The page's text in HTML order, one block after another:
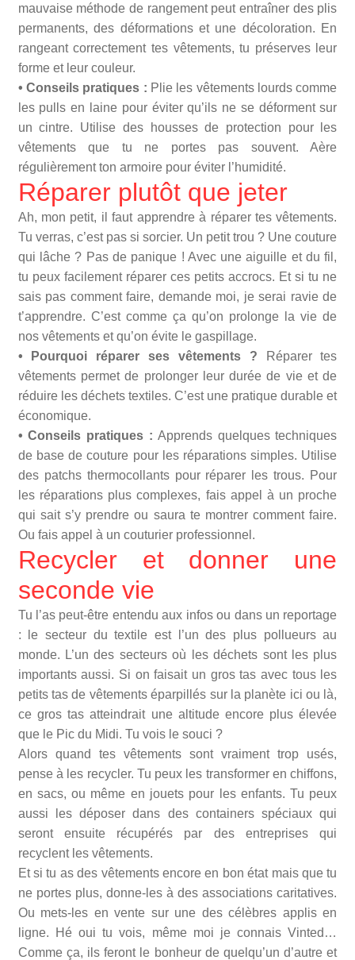
mauvaise méthode de rangement peut entraîner des plis
permanents, des déformations et une décoloration. En
rangeant correctement tes vêtements, tu préserves leur
forme et leur couleur.
• Conseils pratiques : Plie les vêtements lourds comme
les pulls en laine pour éviter qu’ils ne se déforment sur
un cintre. Utilise des housses de protection pour les
vêtements que tu ne portes pas souvent. Aère
régulièrement ton armoire pour éviter l’humidité.
Réparer plutôt que jeter
Ah, mon petit, il faut apprendre à réparer tes vêtements.
Tu verras, c’est pas si sorcier. Un petit trou ? Une couture
qui lâche ? Pas de panique ! Avec une aiguille et du fil,
tu peux facilement réparer ces petits accrocs. Et si tu ne
sais pas comment faire, demande moi, je serai ravie de
t’apprendre. C’est comme ça qu’on prolonge la vie de
nos vêtements et qu’on évite le gaspillage.
• Pourquoi réparer ses vêtements ?
Réparer tes
vêtements permet de prolonger leur durée de vie et de
réduire les déchets textiles. C’est une pratique durable et
économique.
• Conseils pratiques :Apprends quelques techniques
de base de couture pour les réparations simples. Utilise
des patchs thermocollants pour réparer les trous. Pour
les réparations plus complexes, fais appel à un proche
qui sait s’y prendre ou saura te montrer comment faire.
Ou fais appel à un couturier professionnel.
Recycler et donner une
seconde vie
Tu l’as peut-être entendu aux infos ou dans un reportage
: le secteur du textile est l’un des plus pollueurs au
monde. L’un des secteurs où les déchets sont les plus
importants aussi. Si on faisait un gros tas avec tous les
petits tas de vêtements éparpillés sur la planète ici ou là,
ce gros tas atteindrait une altitude encore plus élevée
que le Pic du Midi. Tu vois le souci ?
Alors quand tes vêtements sont vraiment trop usés,
pense à les recycler. Tu peux les transformer en chiffons,
en sacs, ou même en jouets pour les enfants. Tu peux
aussi les déposer dans des containers spéciaux qui
seront ensuite récupérés par des entreprises qui
recyclent les vêtements.
Et si tu as des vêtements encore en bon état mais que tu
ne portes plus, donne-les à des associations caritatives.
Ou mets-les en vente sur une des célèbres applis en
ligne. Hé oui tu vois, même moi je connais Vinted…
Comme ça, ils feront le bonheur de quelqu’un d’autre et